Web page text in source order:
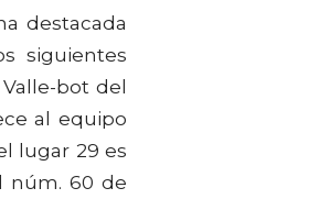
destacada
siguientes
bot del
al equipo
lugar 29 es
núm. 60 de